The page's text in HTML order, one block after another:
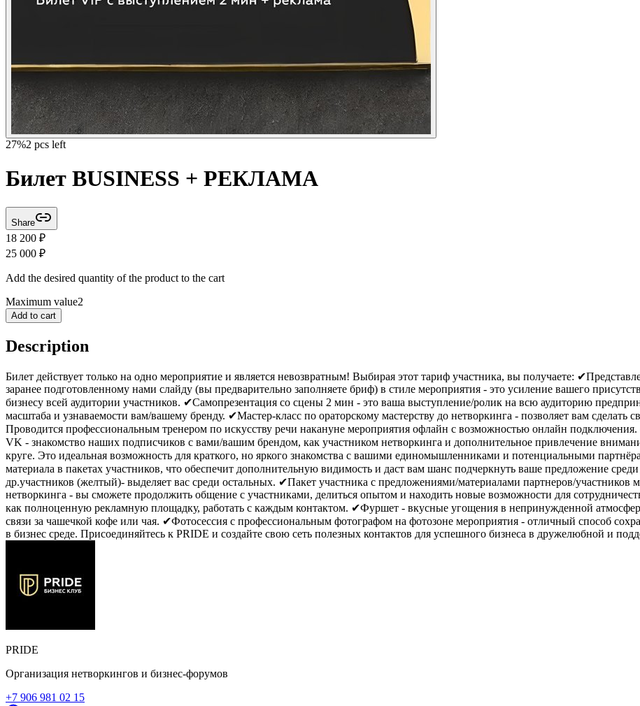
27%2 pcs left
Билет BUSINESS + РЕКЛАМА
Share
18 200 ₽
25 000 ₽
Add the desired quantity of the product to the cart
Maximum value2
Add to cart
Description
Билет действует только на одно мероприятие и является невозвратным! Выбирая этот тариф участника, вы получаете:
заранее подготовленному нами слайду (вы предварительно заполняете бриф) в стиле мероприятия - это усиление вашего
бизнесу всей аудитории участников. ✔Самопрезентация со сцены 2 мин - это ваша выступление/ролик на всю аудиторию
масштаба и узнаваемости вам/вашему бренду. ✔Мастер-класс по ораторскому мастерству до нетворкинга - позволяет вам
Проводится профессиональным тренером по искусству речи накануне мероприятия офлайн с возможностью онлайн
VK - знакомство наших подписчиков с вами/вашим брендом, как участником нетворкинга и дополнительное привлечение
круге. Это идеальная возможность для краткого, но яркого знакомства с вашими единомышленниками и потенциальными
материала в пакетах участников, что обеспечит дополнительную видимость и даст вам шанс подчеркнуть ваше предложение
др.участников (желтый)- выделяет вас среди остальных. ✔Пакет участника с предложениями/материалами партнеров/участников
нетворкинга - вы сможете продолжить общение с участниками, делиться опытом и находить новые возможности для
как полноценную рекламную площадку, работать с каждым контактом. ✔Фуршет - вкусные угощения в непринужденной
связи за чашечкой кофе или чая. ✔Фотосессия с профессиональным фотографом на фотозоне мероприятия - отличный способ
в бизнес среде. Присоединяйтесь к PRIDE и создайте свою сеть полезных контактов для успешного бизнеса в дружелюбной и
PRIDE
Организация нетворкингов и бизнес-форумов
+7 906 981 02 15